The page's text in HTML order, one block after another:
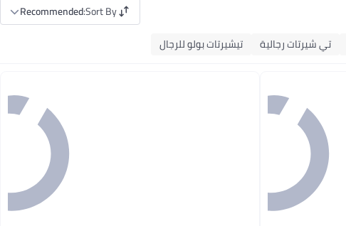
Sort By
:
Recommended
تي شيرتات رجالية تيشيرتات بولو للرجال